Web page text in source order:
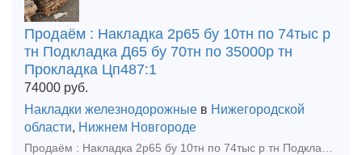
Продаём : Накладка 2р65 бу 10тн по 74тыс р
тн Подкладка Д65 бу 70тн по 35000р тн
Прокладка Цп487:1
74000 руб.
Накладки железнодорожные в Нижегородской
области, Нижнем Новгороде
Продаём : Накладка 2р65 бу 10тн по 74тыс р тн Подкладка Д65 бу 70тн по 35000р тн Прокладка Цп487:13900шт по 47р шт Прокладка Цп638:43260шт по 47р шт Накладка 1р65 новая 7т по 105тыс р тн